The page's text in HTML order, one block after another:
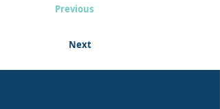
Previous
Next